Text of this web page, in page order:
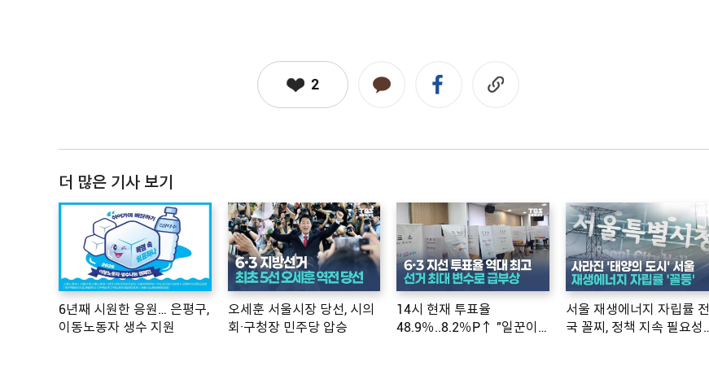
2
더 많은 기사 보기
6년째 시원한 응원… 은평구,
이동노동자 생수 지원
오세훈 서울시장 당선, 시의
회·구청장 민주당 압승
14시 현재 투표율
48.9％..8.2％P↑ "일꾼이
서울 재생에너지 자립률 전
국 꼴찌, 정책 지속 필요성